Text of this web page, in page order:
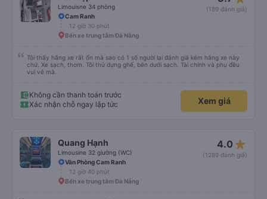
Limouisne 34 phòng
(189 đánh giá)
Cam Ranh
12 giờ 30 phút
Bến xe trung tâm Đà Nẵng
Tôi thấy hãng xe rất ổn mà sao có 1 số người lại đánh giá kém hãng xe này
chứ. Xe sạch, thơm. Tôi thử dựng ghế, bên dưới sạch. Tài chính và phụ đều
vui vẻ mà.
Không cần thanh toán trước
Xác nhận chỗ ngay lập tức
Xem giá
Quang Hạnh
Limousine 32 giường (WC)
4.0 star_rate
(1289 đánh giá)
Văn Phòng Cam Ranh
12 giờ 40 phút
Bến xe trung tâm Đà Nẵng